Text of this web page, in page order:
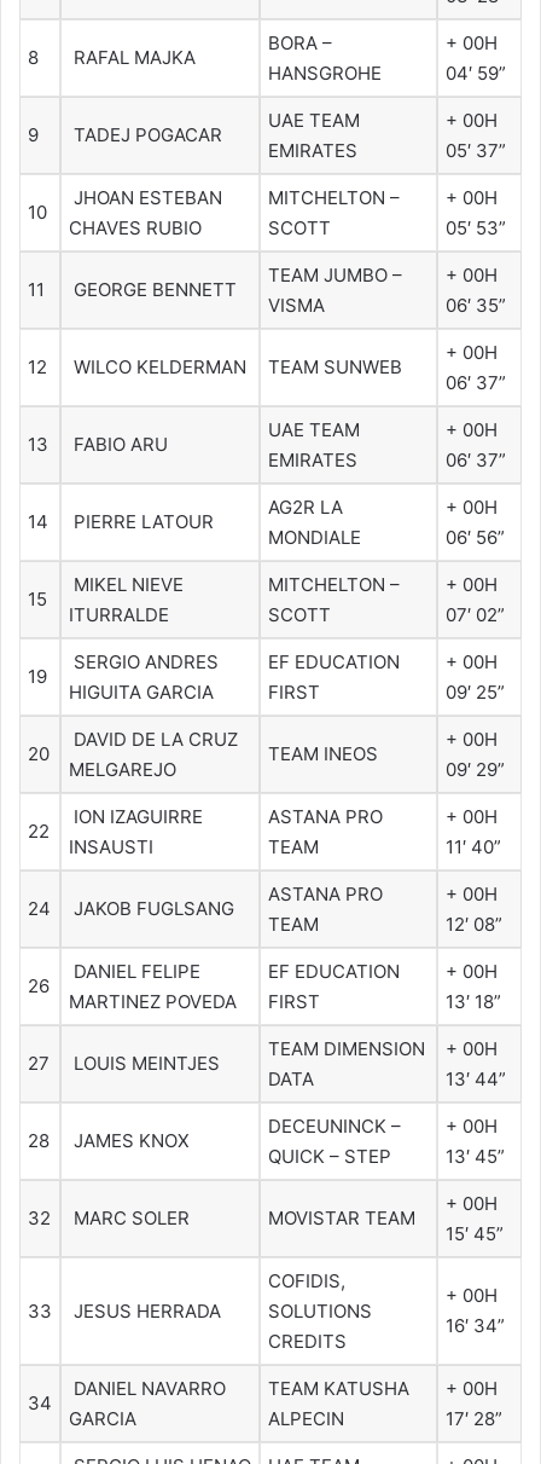
8 RAFAL MAJKA
BORA –
HANSGROHE
+ 00H
04′ 59”
9 TADEJ POGACAR
UAE TEAM
EMIRATES
+ 00H
05′ 37”
10
JHOAN ESTEBAN
CHAVES RUBIO
MITCHELTON –
SCOTT
+ 00H
05′ 53”
11 GEORGE BENNETT
TEAM JUMBO –
VISMA
+ 00H
06′ 35”
12 WILCO KELDERMAN TEAM SUNWEB
+ 00H
06′ 37”
13 FABIO ARU
UAE TEAM
EMIRATES
+ 00H
06′ 37”
14 PIERRE LATOUR
AG2R LA
MONDIALE
+ 00H
06′ 56”
15
MIKEL NIEVE
ITURRALDE
MITCHELTON –
SCOTT
+ 00H
07′ 02”
19
SERGIO ANDRES
HIGUITA GARCIA
EF EDUCATION
FIRST
+ 00H
09′ 25”
20
DAVID DE LA CRUZ
MELGAREJO
TEAM INEOS
+ 00H
09′ 29”
22
ION IZAGUIRRE
INSAUSTI
ASTANA PRO
TEAM
+ 00H
11′ 40”
24 JAKOB FUGLSANG
ASTANA PRO
TEAM
+ 00H
12′ 08”
26
DANIEL FELIPE
MARTINEZ POVEDA
EF EDUCATION
FIRST
+ 00H
13′ 18”
27 LOUIS MEINTJES
TEAM DIMENSION
DATA
+ 00H
13′ 44”
28 JAMES KNOX
DECEUNINCK –
QUICK – STEP
+ 00H
13′ 45”
32 MARC SOLER MOVISTAR TEAM
+ 00H
15′ 45”
33 JESUS HERRADA
COFIDIS,
SOLUTIONS
CREDITS
+ 00H
16′ 34”
34
DANIEL NAVARRO
GARCIA
TEAM KATUSHA
ALPECIN
+ 00H
17′ 28”